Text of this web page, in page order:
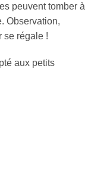
peuvent tomber à
Observation,
se régale !
aux petits